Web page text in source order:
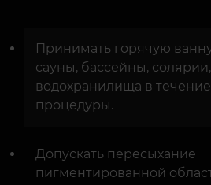
Принимать горячую
сауны, бассейны,
водохранилища в
процедуры.
Допускать пересыхание
пигментированной